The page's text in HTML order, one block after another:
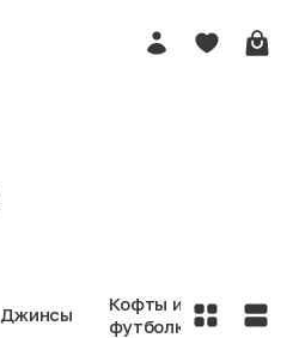
Джинсы
Кофты и
футболки
Нижнее
белье